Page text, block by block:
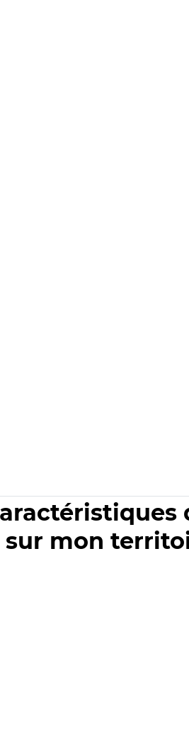
sur mon